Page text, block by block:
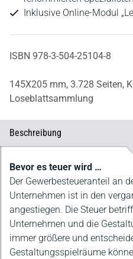
Inklusive Online-Modul
ISBN 978-3-504-25104-8
145X205 mm, 3.728 Seiten,
Loseblattsammlung
Beschreibung
Beschreibung
Bevor es teuer wird …
Der Gewerbesteueranteil an
Unternehmen ist in den
angestiegen. Die Steuer
Unternehmen und die
immer größere und
Gestaltungsspielräume